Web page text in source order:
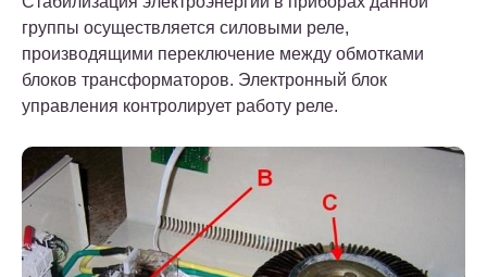
группы осуществляется силовыми реле,
производящими переключение между обмотками
блоков трансформаторов. Электронный блок
управления контролирует работу реле.